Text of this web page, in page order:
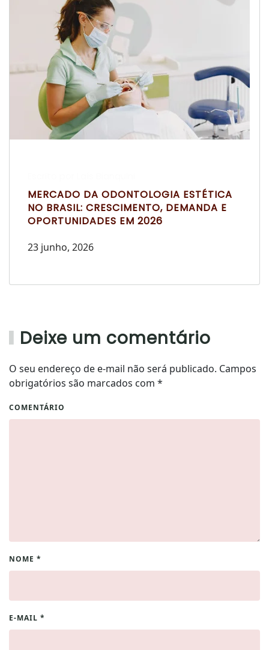
MERCADO DA ODONTOLOGIA ESTÉTICA
NO BRASIL: CRESCIMENTO, DEMANDA E
OPORTUNIDADES EM 2026
23 junho, 2026
Deixe um comentário
O seu endereço de e-mail não será publicado. Campos
obrigatórios são marcados com *
COMENTÁRIO
NOME *
E-MAIL *